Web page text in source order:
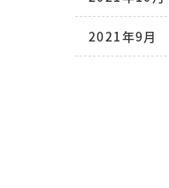
2021年9月